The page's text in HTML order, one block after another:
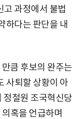
고 과정에서 불법
하다는 판단을 내
큼 후보의 완주는
사퇴할 상황이 아
정철원 조국혁신당
혹을 언급하며